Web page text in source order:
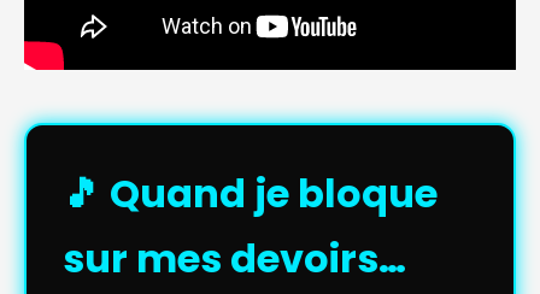
🎵 Quand je bloque
sur mes devoirs…